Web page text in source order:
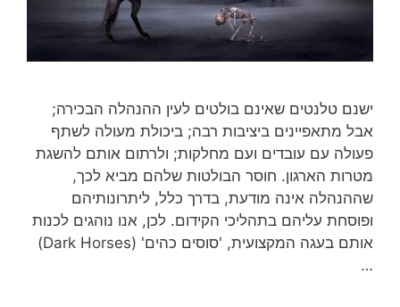
ישנם טלנטים שאינם בולטים לעין ההנהלה הבכירה;
אבל מתאפיינים ביציבות רבה; ביכולת מעולה לשתף
פעולה עם עובדים ועם מחלקות; ולרתום אותם להשגת
מטרות הארגון. חוסר הבולטות שלהם מביא לכך,
שההנהלה אינה מודעת, בדרך כלל, ליתרונותיהם
ופוסחת עליהם בתהליכי הקידום. לכן, אנו נוהגים לכנות
אותם בעגה המקצועית, 'סוסים כהים' (Dark Horses)
…